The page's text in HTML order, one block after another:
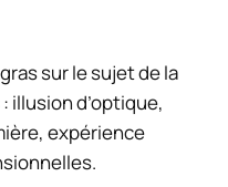
sur le sujet de la
illusion d’optique,
expérience